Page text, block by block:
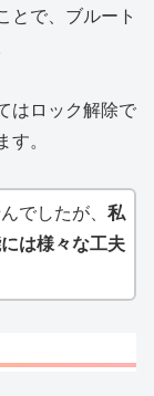
とで、ブルート
はロック解除で
す。
でしたが、 私
は様々な工夫